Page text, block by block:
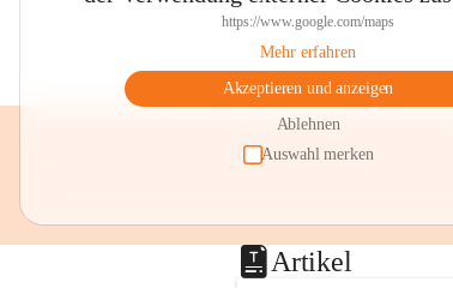
https://www.google.com/maps
Mehr erfahren
Akzeptieren und anzeigen
Ablehnen
Auswahl merken
Artikel